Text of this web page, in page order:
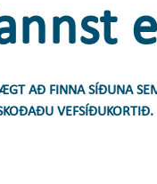
AÐ FINNA SÍÐUNA
VEFSÍÐUKORTIÐ.